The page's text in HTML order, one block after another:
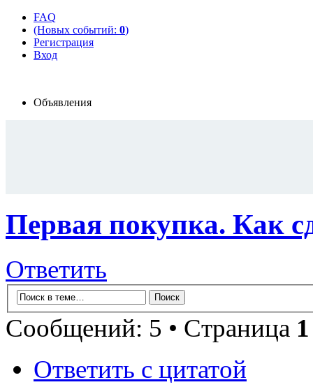
FAQ
(Новых событий: 0)
Регистрация
Вход
Объявления
Первая покупка. Как
Ответить
Сообщений: 5 • Страница 1
Ответить с цитатой